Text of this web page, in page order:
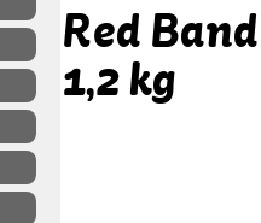
Red
1,2 kg